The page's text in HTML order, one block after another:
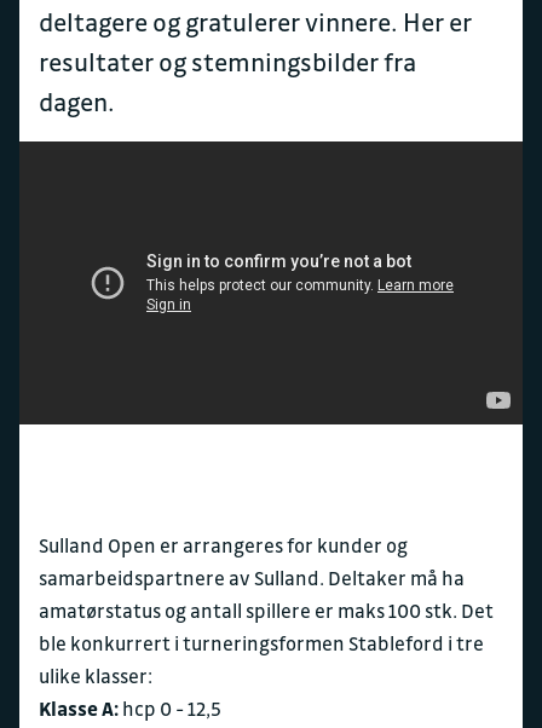
deltagere og gratulerer vinnere. Her er
resultater og stemningsbilder fra
dagen.
Sulland Open er arrangeres for kunder og
samarbeidspartnere av Sulland. Deltaker må ha
amatørstatus og antall spillere er maks 100 stk. Det
ble konkurrert i turneringsformen Stableford i tre
ulike klasser:
Klasse A: hcp 0 - 12,5